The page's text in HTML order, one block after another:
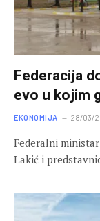
Federacija
evo u kojim
EKONOMIJA 28/03/
Federalni
Lakić i